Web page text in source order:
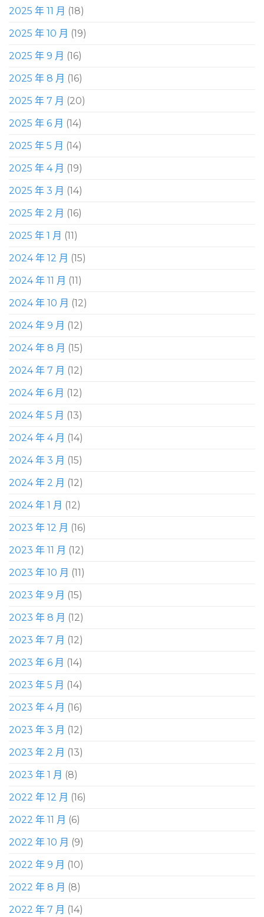
2025 年 11 月 (18)
2025 年 10 月 (19)
2025 年 9 月 (16)
2025 年 8 月 (16)
2025 年 7 月 (20)
2025 年 6 月 (14)
2025 年 5 月 (14)
2025 年 4 月 (19)
2025 年 3 月 (14)
2025 年 2 月 (16)
2025 年 1 月 (11)
2024 年 12 月 (15)
2024 年 11 月 (11)
2024 年 10 月 (12)
2024 年 9 月 (12)
2024 年 8 月 (15)
2024 年 7 月 (12)
2024 年 6 月 (12)
2024 年 5 月 (13)
2024 年 4 月 (14)
2024 年 3 月 (15)
2024 年 2 月 (12)
2024 年 1 月 (12)
2023 年 12 月 (16)
2023 年 11 月 (12)
2023 年 10 月 (11)
2023 年 9 月 (15)
2023 年 8 月 (12)
2023 年 7 月 (12)
2023 年 6 月 (14)
2023 年 5 月 (14)
2023 年 4 月 (16)
2023 年 3 月 (12)
2023 年 2 月 (13)
2023 年 1 月 (8)
2022 年 12 月 (16)
2022 年 11 月 (6)
2022 年 10 月 (9)
2022 年 9 月 (10)
2022 年 8 月 (8)
2022 年 7 月 (14)